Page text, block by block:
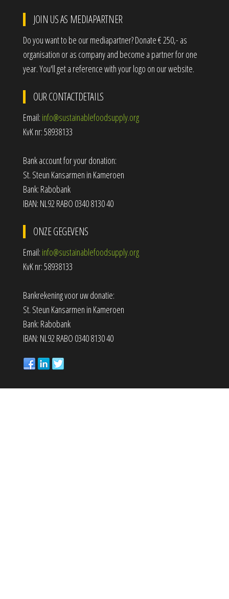
JOIN US AS MEDIAPARTNER
Do you want to be our mediapartner? Donate € 250,- as
organisation or as company and become a partner for one
year. You'll get a reference with your logo on our website.
OUR CONTACTDETAILS
Email: info@sustainablefoodsupply.org
KvK nr: 58938133
Bank account for your donation:
St. Steun Kansarmen in Kameroen
Bank: Rabobank
IBAN: NL92 RABO 0340 8130 40
ONZE GEGEVENS
Email: info@sustainablefoodsupply.org
KvK nr: 58938133
Bankrekening voor uw donatie:
St. Steun Kansarmen in Kameroen
Bank: Rabobank
IBAN: NL92 RABO 0340 8130 40